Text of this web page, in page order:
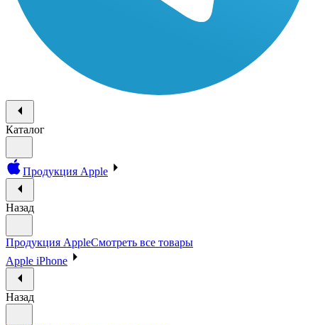
Каталог
Продукция Apple
Назад
Продукция AppleСмотреть все товары
Apple iPhone
Назад